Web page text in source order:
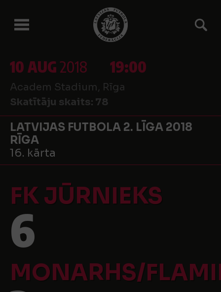
10 AUG2018 19:00
Academ Stadium, Rīga
Skatītāju skaits: 78
LATVIJAS FUTBOLA 2. LĪGA 2018
RĪGA
16. kārta
FK JŪRNIEKS
6
MONARHS/